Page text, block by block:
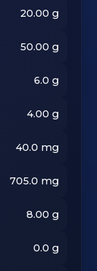
20.00 g
50.00 g
6.0 g
4.00 g
40.0 mg
705.0 mg
8.00 g
0.0 g